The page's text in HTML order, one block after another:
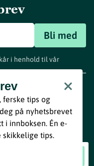
Bli med
i henhold til vår
ferske tips og
på nyhetsbrevet
i innboksen. Én e-
skikkelige tips.